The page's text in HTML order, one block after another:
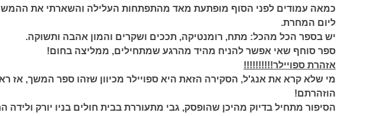
כמאה עמודים לפני הסוף מופתעת מאד מהתפתחות העלילה והשארתי את
ליום המחרת.
יש בספר הכל מהכל: מתח, רומנטיקה, תככים ושקרים והמון אהבה ותשוקה.
ספר סוחף שאי אפשר להניח מהיד מהרגע שמתחילים, ממליצה בחום!
אזהרת ספויילר!!!!!!!!!!
מי שלא קרא את אנג'ל, הסקירה הזאת היא ספויילר מכיוון שזהו ספר המשך, אז
הוזהרתם!
הסיפור מתחיל בדיוק מהיכן שהופסק, גבי מתעוררת בבית חולים בניו יורק ולידה